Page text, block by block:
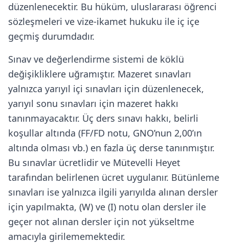
düzenlenecektir. Bu hüküm, uluslararası öğrenci
sözleşmeleri ve vize-ikamet hukuku ile iç içe
geçmiş durumdadır.
Sınav ve değerlendirme sistemi de köklü
değişikliklere uğramıştır. Mazeret sınavları
yalnızca yarıyıl içi sınavları için düzenlenecek,
yarıyıl sonu sınavları için mazeret hakkı
tanınmayacaktır. Üç ders sınavı hakkı, belirli
koşullar altında (FF/FD notu, GNO’nun 2,00’ın
altında olması vb.) en fazla üç derse tanınmıştır.
Bu sınavlar ücretlidir ve Mütevelli Heyet
tarafından belirlenen ücret uygulanır. Bütünleme
sınavları ise yalnızca ilgili yarıyılda alınan dersler
için yapılmakta, (W) ve (I) notu olan dersler ile
geçer not alınan dersler için not yükseltme
amacıyla girilememektedir.